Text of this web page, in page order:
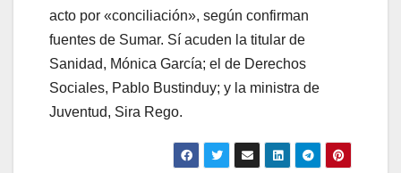
acto por «conciliación», según confirman
fuentes de Sumar. Sí acuden la titular de
Sanidad, Mónica García; el de Derechos
Sociales, Pablo Bustinduy; y la ministra de
Juventud, Sira Rego.